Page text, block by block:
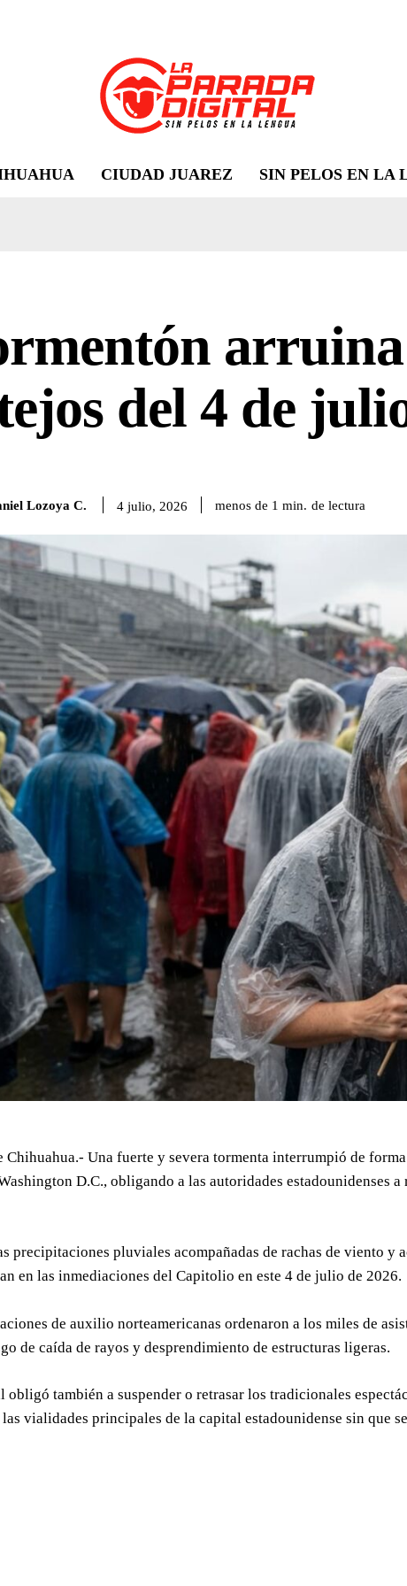
CIUDAD JUAREZ SIN PELOS EN LA
arruina
del 4 de
Lozoya C. 4 julio, 2026 menos de 1 min. de lectura
Chihuahua.- Una fuerte y severa tormenta interrumpió de
D.C., obligando a las autoridades estadounidenses
precipitaciones pluviales acompañadas de rachas de viento
en las inmediaciones del Capitolio en este 4 de julio de 2026.
de auxilio norteamericanas ordenaron a los miles de
de caída de rayos y desprendimiento de estructuras ligeras.
obligó también a suspender o retrasar los tradicionales
las vialidades principales de la capital estadounidense sin que